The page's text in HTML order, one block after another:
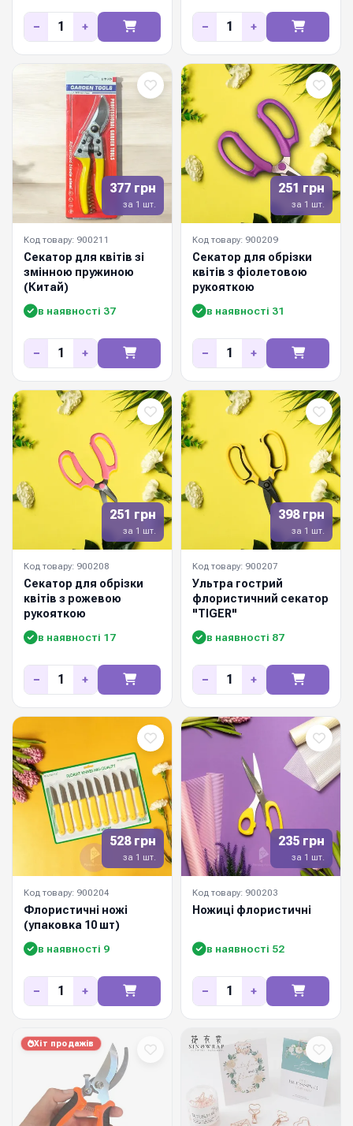
− + − +
377 грн
за 1 шт.
Код товару: 900211
Секатор для квітів зі
змінною пружиною
(Китай)
в наявності 37
− +
251 грн
за 1 шт.
Код товару: 900209
Секатор для обрізки
квітів з фіолетовою
рукояткою
в наявності 31
− +
251 грн
за 1 шт.
Код товару: 900208
Секатор для обрізки
квітів з рожевою
рукояткою
в наявності 17
− +
398 грн
за 1 шт.
Код товару: 900207
Ультра гострий
флористичний секатор
"TIGER"
в наявності 87
− +
528 грн
за 1 шт.
Код товару: 900204
Флористичні ножі
(упаковка 10 шт)
в наявності 9
− +
235 грн
за 1 шт.
Код товару: 900203
Ножиці флористичні
в наявності 52
− +
Хіт продажів